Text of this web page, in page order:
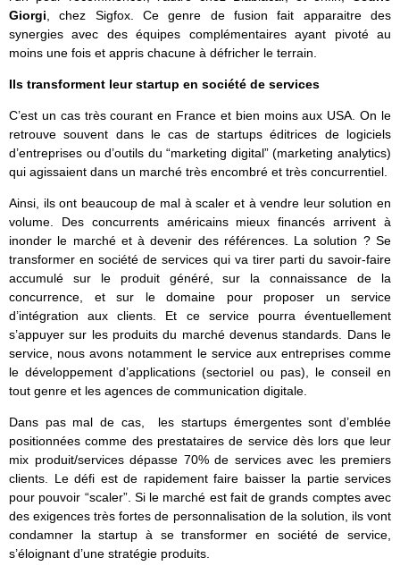
Giorgi , chez Sigfox. Ce genre de fusion fait apparaitre des
synergies avec des équipes complémentaires ayant pivoté au
moins une fois et appris chacune à défricher le terrain.
Ils transforment leur startup en société de services
C’est un cas très courant en France et bien moins aux USA. On le
retrouve souvent dans le cas de startups éditrices de logiciels
d’entreprises ou d’outils du “marketing digital” (marketing analytics)
qui agissaient dans un marché très encombré et très concurrentiel.
Ainsi, ils ont beaucoup de mal à scaler et à vendre leur solution en
volume. Des concurrents américains mieux financés arrivent à
inonder le marché et à devenir des références. La solution ? Se
transformer en société de services qui va tirer parti du savoir-faire
accumulé sur le produit généré, sur la connaissance de la
concurrence, et sur le domaine pour proposer un service
d’intégration aux clients. Et ce service pourra éventuellement
s’appuyer sur les produits du marché devenus standards. Dans le
service, nous avons notamment le service aux entreprises comme
le développement d’applications (sectoriel ou pas), le conseil en
tout genre et les agences de communication digitale.
Dans pas mal de cas, les startups émergentes sont d’emblée
positionnées comme des prestataires de service dès lors que leur
mix produit/services dépasse 70% de services avec les premiers
clients. Le défi est de rapidement faire baisser la partie services
pour pouvoir “scaler”. Si le marché est fait de grands comptes avec
des exigences très fortes de personnalisation de la solution, ils vont
condamner la startup à se transformer en société de service,
s’éloignant d’une stratégie produits.